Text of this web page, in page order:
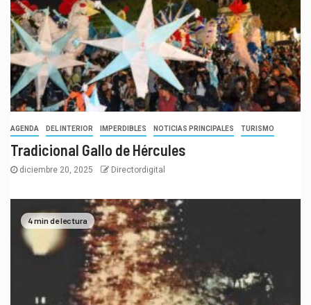
AGENDA DEL INTERIOR IMPERDIBLES NOTICIAS PRINCIPALES TURISMO
Tradicional Gallo de Hércules
diciembre 20, 2025 Directordigital
4 min de lectura